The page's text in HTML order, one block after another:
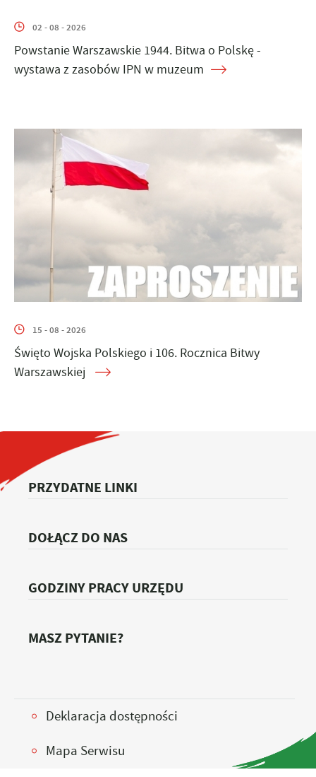
02 - 08 - 2026
Powstanie Warszawskie 1944. Bitwa o Polskę -
wystawa z zasobów IPN w muzeum
15 - 08 - 2026
Święto Wojska Polskiego i 106. Rocznica Bitwy
Warszawskiej
PRZYDATNE LINKI
DOŁĄCZ DO NAS
GODZINY PRACY URZĘDU
MASZ PYTANIE?
Deklaracja dostępności
Mapa Serwisu